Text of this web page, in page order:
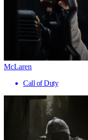
McLaren
Call of Duty